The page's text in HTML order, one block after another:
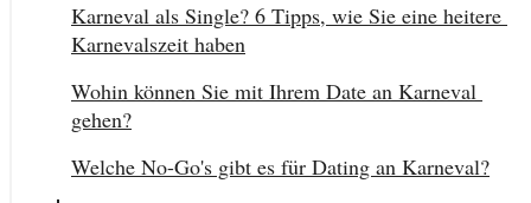
Karneval als Single? 6 Tipps, wie Sie eine heitere
Karnevalszeit haben
Wohin können Sie mit Ihrem Date an Karneval
gehen?
Welche No-Go's gibt es für Dating an Karneval?